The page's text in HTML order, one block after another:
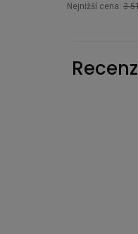
Nejnižší cena: 3